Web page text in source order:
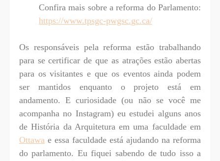
Confira mais sobre a reforma do Parlamento:
https://www.tpsgc-pwgsc.gc.ca/
Os responsáveis pela reforma estão trabalhando
para se certificar de que as atrações estão abertas
para os visitantes e que os eventos ainda podem
ser mantidos enquanto o projeto está em
andamento. E curiosidade (ou não se você me
acompanha no Instagram) eu estudei alguns anos
de História da Arquitetura em uma faculdade em
Ottawae essa faculdade está ajudando na reforma
do parlamento. Eu fiquei sabendo de tudo isso a